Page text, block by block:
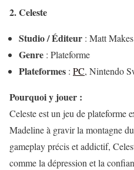
2. Celeste
Studio / Éditeur : Matt
Genre : Plateforme
Plateformes : PC, Nintendo
Pourquoi y jouer :
Celeste est un jeu de plateforme
Madeline à gravir la montagne
gameplay précis et addictif,
comme la dépression et la